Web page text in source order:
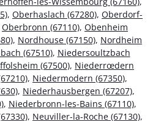
, Oberhaslach (67280), Oberdorf-
Oberbronn (67110), Obenheim
, Nordhouse (67150), Nordheim
(67510), Niedersoultzbach
(67500), Niederrœdern
, Niedermodern (67350),
, Niederhausbergen (67207),
, Niederbronn-les-Bains (67110),
, Neuviller-la-Roche (67130),